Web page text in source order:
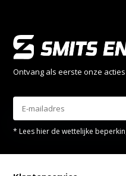
Ontvang als eerste onze
* Lees hier de wettelijke